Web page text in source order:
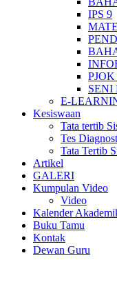
IPS 9
PJOK
SENI
E-
Kesiswaan
Tata tertib
Tes
Tata Tertib
Artikel
GALERI
Kumpulan Video
Video
Kalender
Buku Tamu
Kontak
Dewan Guru